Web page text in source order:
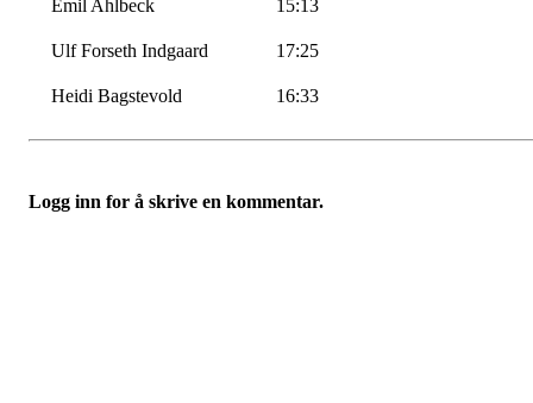
Emil Ahlbeck 15:13
Ulf Forseth Indgaard 17:25
Heidi Bagstevold 16:33
Logg inn for å skrive en kommentar.